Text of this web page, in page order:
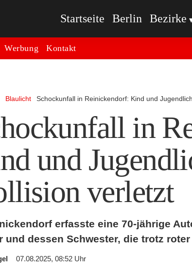
Startseite Berlin Bezirke
Werbung Kontakt
Blaulicht Schockunfall in Reinickendorf: Kind und
in
und
verletzt
erfasste eine 70-jährige
und dessen Schwester, die trotz
07.08.2025, 08:52 Uhr